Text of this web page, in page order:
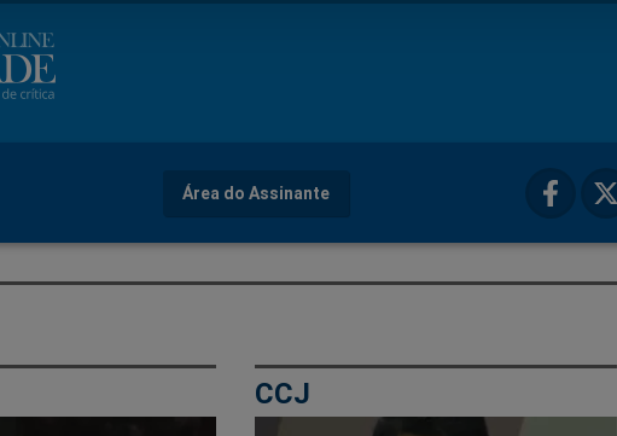
Área do Assinante
CCJ